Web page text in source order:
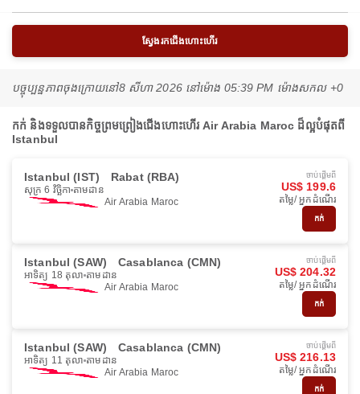
ស្វែងរកជើងហោះហើរ
បច្ចុប្បន្នភាពចុងក្រោយនៅ8 សីហា 2026 នៅ​ម៉ោង 05:39 PM ម៉ោង​សកល +0
កក់ និងទទួលបានកិច្ចព្រមព្រៀងជើងហោះហើរ Air Arabia Maroc ដ៏ល្អបំផុតពី
Istanbul
Istanbul (IST) Rabat (RBA)
សុក្រ 6 វិច្ឆិកា តាមដាន
Air Arabia Maroc
ចាប់ផ្ដើមពី
US$ 199.6
តម្លៃ/ អ្នកដំណើរ
កក់
Istanbul (SAW) Casablanca (CMN)
អាទិត្យ 18 តុលា តាមដាន
Air Arabia Maroc
ចាប់ផ្ដើមពី
US$ 204.32
តម្លៃ/ អ្នកដំណើរ
កក់
Istanbul (SAW) Casablanca (CMN)
អាទិត្យ 11 តុលា តាមដាន
Air Arabia Maroc
ចាប់ផ្ដើមពី
US$ 216.13
តម្លៃ/ អ្នកដំណើរ
កក់